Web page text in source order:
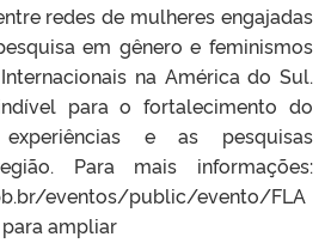
redes de mulheres engajadas
em gênero e feminismos
na América do Sul.
para o fortalecimento do
e as pesquisas
Para mais informações:
eventos/public/evento/FLA
ampliar